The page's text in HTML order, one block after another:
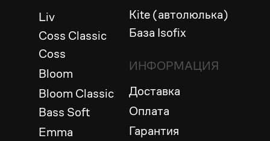
ИНФОРМАЦИЯ
Coss Classic
Kite (автолюлька)
Coss
Доставка
База Isofix
Bloom
Оплата
Bloom Сlassic
Гарантия
Liv
Bass Soft
Emma